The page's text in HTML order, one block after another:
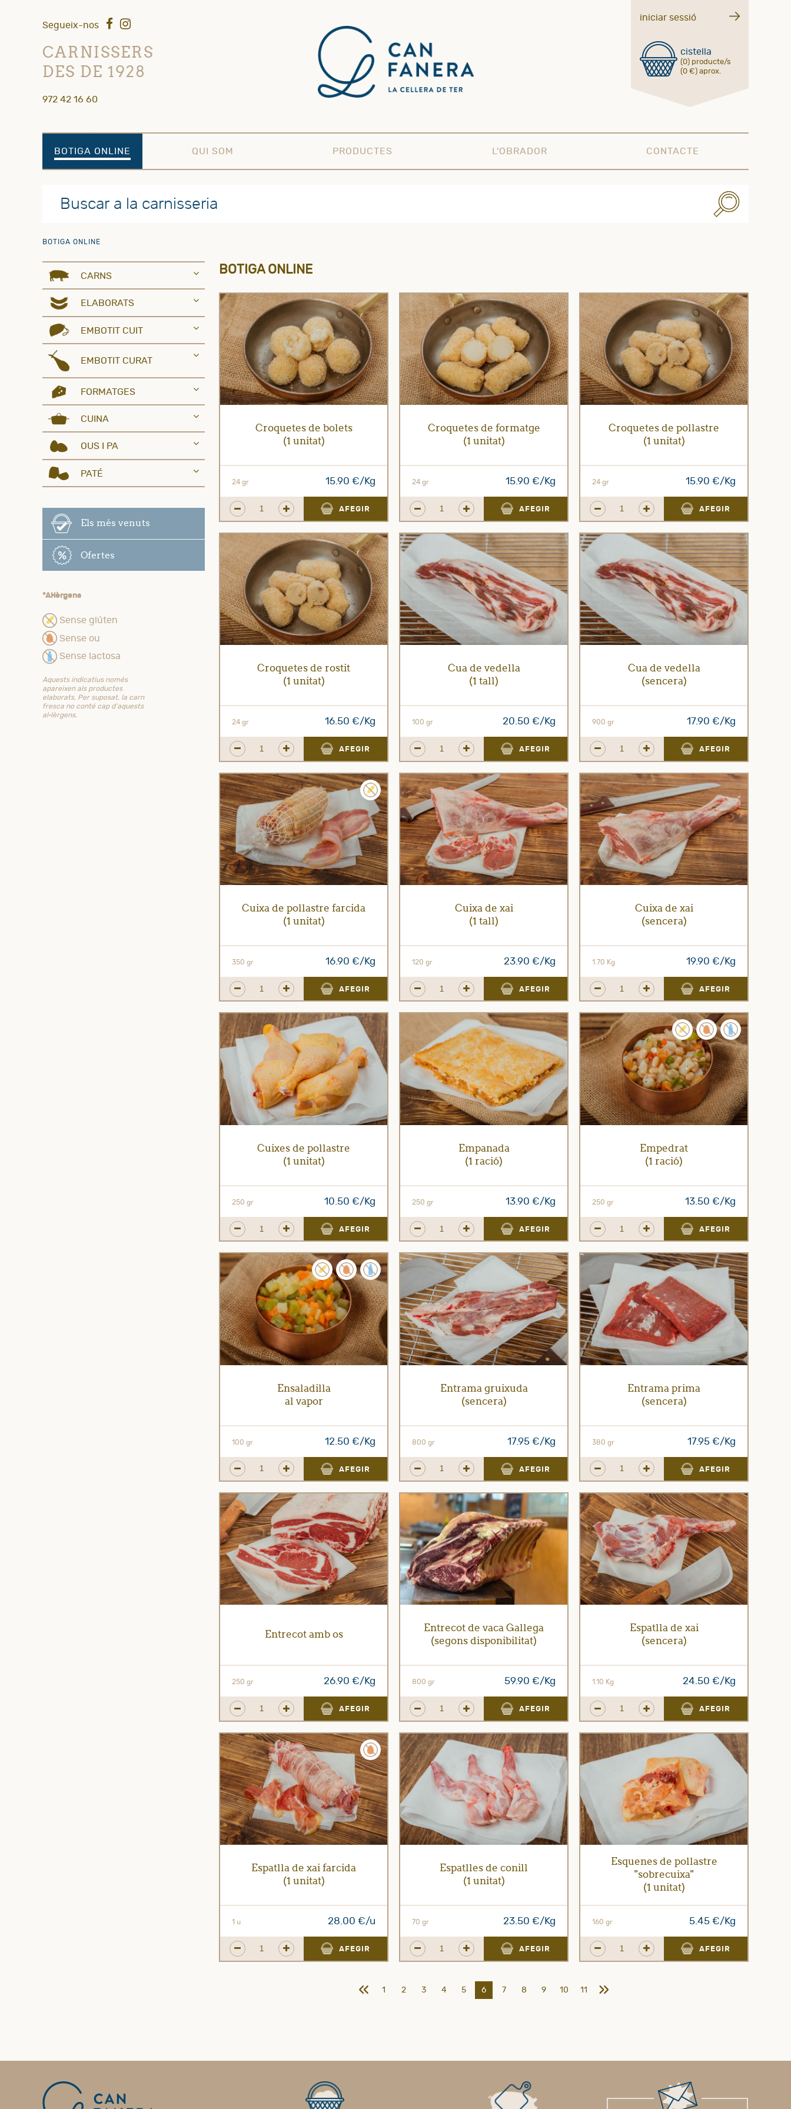
Segueix-nos
CARNISSERS
DES DE 1928
972 42 16 60
iniciar sessió
cistella
(0) producte/s
(0 €) aprox.
BOTIGA ONLINE QUI SOM PRODUCTES L'OBRADOR CONTACTE
BOTIGA ONLINE
CARNS
ELABORATS
EMBOTIT CUIT
EMBOTIT CURAT
FORMATGES
CUINA
OUS I PA
PATÉ
Els més venuts
Ofertes
*Al·lèrgens
Sense glúten
Sense ou
Sense lactosa
Aquests indicatius només
apareixen als productes
elaborats. Per suposat, la carn
fresca no conté cap d'aquests
al·lèrgens.
BOTIGA ONLINE
Croquetes de bolets
(1 unitat)
24 gr 15.90 €/Kg
AFEGIR
Croquetes de formatge
(1 unitat)
24 gr 15.90 €/Kg
AFEGIR
Croquetes de pollastre
(1 unitat)
24 gr 15.90 €/Kg
AFEGIR
Croquetes de rostit
(1 unitat)
24 gr 16.50 €/Kg
AFEGIR
Cua de vedella
(1 tall)
100 gr 20.50 €/Kg
AFEGIR
Cua de vedella
(sencera)
900 gr 17.90 €/Kg
AFEGIR
Cuixa de pollastre farcida
(1 unitat)
350 gr 16.90 €/Kg
AFEGIR
Cuixa de xai
(1 tall)
120 gr 23.90 €/Kg
AFEGIR
Cuixa de xai
(sencera)
1.70 Kg 19.90 €/Kg
AFEGIR
Cuixes de pollastre
(1 unitat)
250 gr 10.50 €/Kg
AFEGIR
Empanada
(1 ració)
250 gr 13.90 €/Kg
AFEGIR
Empedrat
(1 ració)
250 gr 13.50 €/Kg
AFEGIR
Ensaladilla
al vapor
100 gr 12.50 €/Kg
AFEGIR
Entrama gruixuda
(sencera)
800 gr 17.95 €/Kg
AFEGIR
Entrama prima
(sencera)
380 gr 17.95 €/Kg
AFEGIR
Entrecot amb os
250 gr 26.90 €/Kg
AFEGIR
Entrecot de vaca Gallega
(segons disponibilitat)
800 gr 59.90 €/Kg
AFEGIR
Espatlla de xai
(sencera)
1.10 Kg 24.50 €/Kg
AFEGIR
Espatlla de xai farcida
(1 unitat)
1 u 28.00 €/u
AFEGIR
Espatlles de conill
(1 unitat)
70 gr 23.50 €/Kg
AFEGIR
Esquenes de pollastre
''sobrecuixa''
(1 unitat)
160 gr 5.45 €/Kg
AFEGIR
« 1 2 3 4 5 6 7 8 9 10 11 »